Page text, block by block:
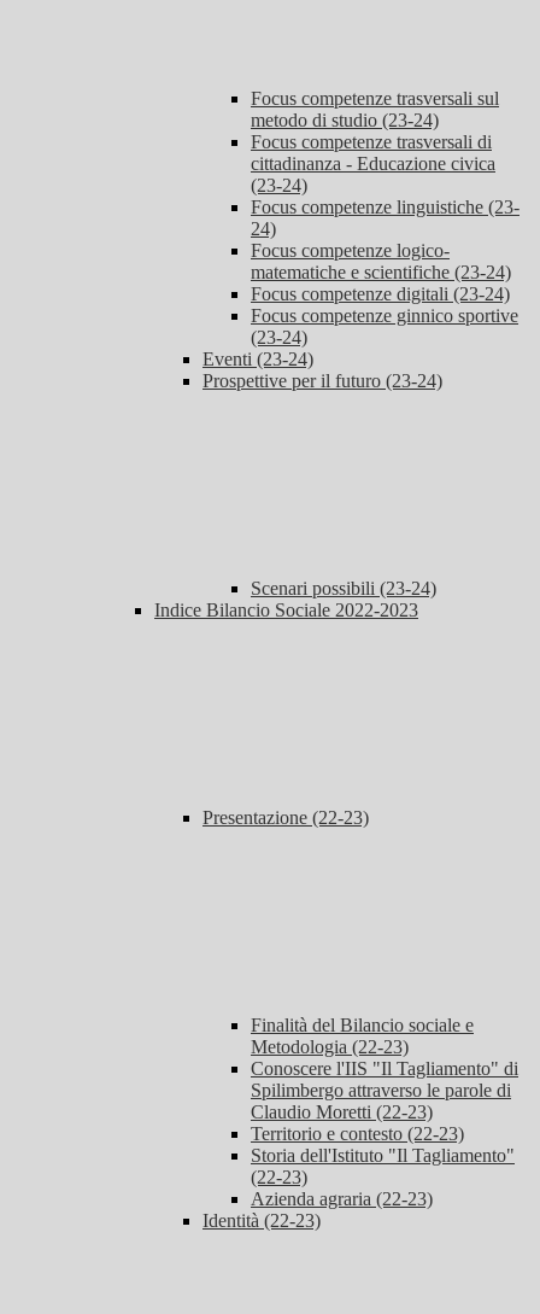
Focus competenze trasversali sul
metodo di studio (23-24)
Focus competenze trasversali di
cittadinanza - Educazione civica
(23-24)
Focus competenze linguistiche (23-
24)
Focus competenze logico-
matematiche e scientifiche (23-24)
Focus competenze digitali (23-24)
Focus competenze ginnico sportive
(23-24)
Eventi (23-24)
Prospettive per il futuro (23-24)
Scenari possibili (23-24)
Indice Bilancio Sociale 2022-2023
Presentazione (22-23)
Finalità del Bilancio sociale e
Metodologia (22-23)
Conoscere l'IIS "Il Tagliamento" di
Spilimbergo attraverso le parole di
Claudio Moretti (22-23)
Territorio e contesto (22-23)
Storia dell'Istituto "Il Tagliamento"
(22-23)
Azienda agraria (22-23)
Identità (22-23)